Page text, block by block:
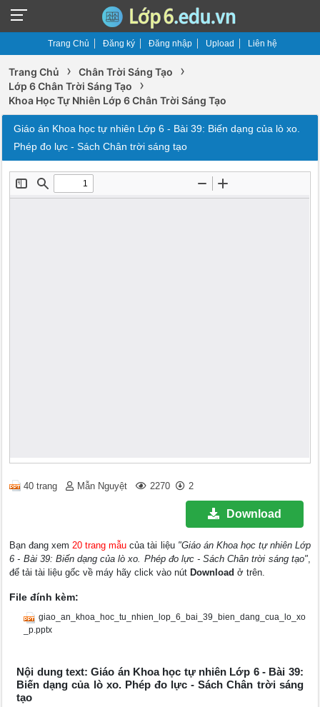
Trang Chủ Đăng ký Đăng nhập Upload Liên hệ
Trang Chủ › Chân Trời Sáng Tạo ›
Lớp 6 Chân Trời Sáng Tạo ›
Khoa Học Tự Nhiên Lớp 6 Chân Trời Sáng Tạo
Giáo án Khoa học tự nhiên Lớp 6 - Bài 39: Biến dạng của lò xo.
Phép đo lực - Sách Chân trời sáng tạo
40 trang Mẫn Nguyệt 2270 2
Download
Bạn đang xem20 trang mẫu của tài liệu "Giáo án Khoa học tự nhiên Lớp
6 - Bài 39: Biến dạng của lò xo. Phép đo lực - Sách Chân trời sáng tạo",
để tải tài liệu gốc về máy hãy click vào nút Download ở trên.
File đính kèm:
giao_an_khoa_hoc_tu_nhien_lop_6_bai_39_bien_dang_cua_lo_xo
_p.pptx
Nội dung text: Giáo án Khoa học tự nhiên Lớp 6 - Bài 39:
Biến dạng của lò xo. Phép đo lực - Sách Chân trời sáng
tạo